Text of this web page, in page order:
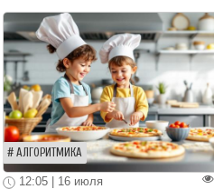
АЛГОРИТМИКА
12:05 | 16 июля